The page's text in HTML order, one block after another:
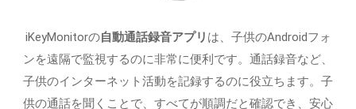
iKeyMonitorの自動通話録音アプリ は、子供のAndroidフォ
ンを遠隔で監視するのに非常に便利です。通話録音など、
子供のインターネット活動を記録するのに役立ちます。子
供の通話を聞くことで、すべてが順調だと確認でき、安心